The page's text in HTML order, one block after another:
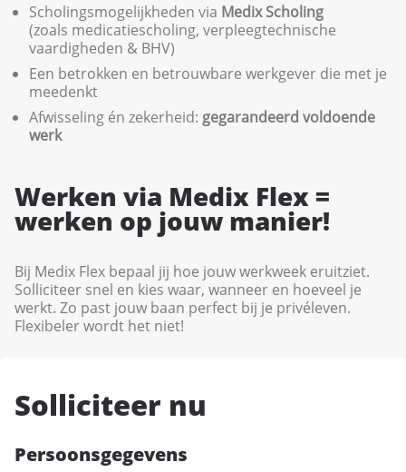
Scholingsmogelijkheden via Medix Scholing
(zoals medicatiescholing, verpleegtechnische
vaardigheden & BHV)
Een betrokken en betrouwbare werkgever die met je
meedenkt
Afwisseling én zekerheid: gegarandeerd voldoende
werk
Werken via Medix Flex =
werken op jouw manier!
Bij Medix Flex bepaal jij hoe jouw werkweek eruitziet.
Solliciteer snel en kies waar, wanneer en hoeveel je
werkt. Zo past jouw baan perfect bij je privéleven.
Flexibeler wordt het niet!
Solliciteer nu
Persoonsgegevens